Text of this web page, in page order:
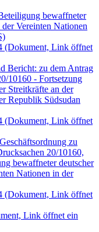
bewaffneter
Vereinten Nationen
(Dokument, Link öffnet
Bericht: zu dem Antrag
10160 - Fortsetzung
Streitkräfte an der
Republik Südsudan
(Dokument, Link öffnet
zu
20/10160,
bewaffneter deutscher
Nationen in der
(Dokument, Link öffnet
Link öffnet ein